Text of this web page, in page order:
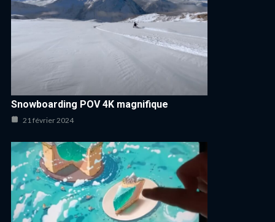
Snowboarding POV 4K magnifique
21 février 2024